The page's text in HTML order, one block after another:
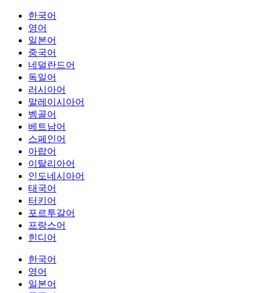
한국어
영어
일본어
중국어
네덜란드어
독일어
러시아어
말레이시아어
벵골어
베트남어
스페인어
아랍어
이탈리아어
인도네시아어
태국어
터키어
포르투갈어
프랑스어
힌디어
한국어
영어
일본어